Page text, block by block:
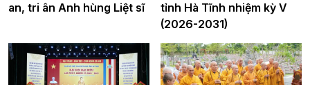
an, tri ân Anh hùng Liệt sĩ
tỉnh Hà Tĩnh nhiệm kỳ V
(2026-2031)